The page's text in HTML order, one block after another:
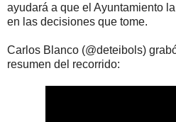
ayudará a que el Ayuntamiento
en las decisiones que tome.
Carlos Blanco (@deteibols)
resumen del recorrido: